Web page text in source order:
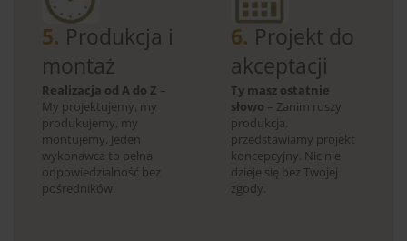
5. Produkcja i
montaż
Realizacja od A do Z –
My projektujemy, my
produkujemy, my
montujemy. Jeden
wykonawca to pełna
odpowiedzialność bez
pośredników.
6. Projekt do
akceptacji
Ty masz ostatnie
słowo – Zanim ruszy
produkcja,
przedstawiamy projekt
koncepcyjny. Nic nie
dzieje się bez Twojej
zgody.